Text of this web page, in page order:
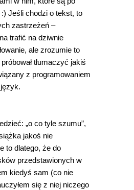
:) Jeśli chodzi o tekst, to
zastrzeżeń –
trafić na dziwnie
ale zrozumie to
tłumaczyć jakiś
z programowaniem
„o co tyle szumu”,
jakoś nie
to dlatego, że do
przedstawionych w
kiedyś sam (co nie
się z niej niczego